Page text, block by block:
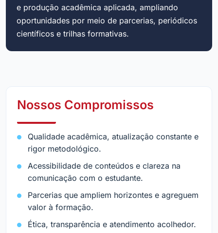
e produção acadêmica aplicada, ampliando
oportunidades por meio de parcerias, periódicos
científicos e trilhas formativas.
Nossos Compromissos
Qualidade acadêmica, atualização constante e
rigor metodológico.
Acessibilidade de conteúdos e clareza na
comunicação com o estudante.
Parcerias que ampliem horizontes e agreguem
valor à formação.
Ética, transparência e atendimento acolhedor.